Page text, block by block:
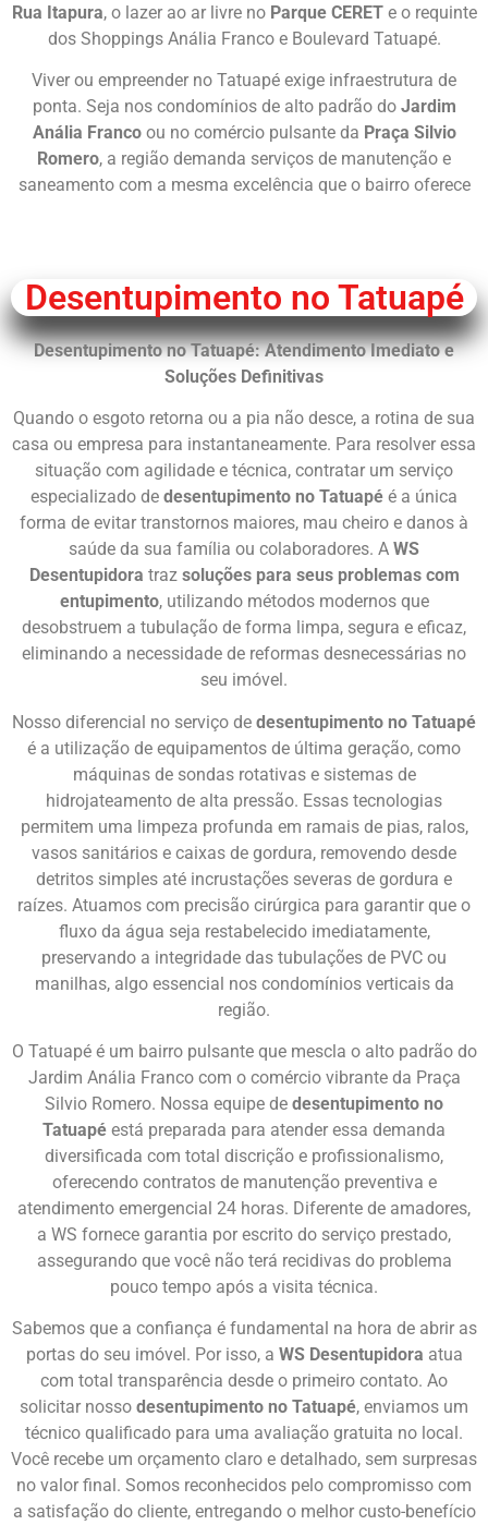
Rua Itapura, o lazer ao ar livre no Parque CERETe o requinte
dos Shoppings Anália Franco e Boulevard Tatuapé.
Viver ou empreender no Tatuapé exige infraestrutura de
ponta. Seja nos condomínios de alto padrão do Jardim
Anália Francoou no comércio pulsante da Praça Silvio
Romero, a região demanda serviços de manutenção e
saneamento com a mesma excelência que o bairro oferece
Desentupimento no Tatuapé
Desentupimento no Tatuapé: Atendimento Imediato e
Soluções Definitivas
Quando o esgoto retorna ou a pia não desce, a rotina de sua
casa ou empresa para instantaneamente. Para resolver essa
situação com agilidade e técnica, contratar um serviço
especializado de desentupimento no Tatuapé é a única
forma de evitar transtornos maiores, mau cheiro e danos à
saúde da sua família ou colaboradores. A WS
Desentupidora traz soluções para seus problemas com
entupimento, utilizando métodos modernos que
desobstruem a tubulação de forma limpa, segura e eficaz,
eliminando a necessidade de reformas desnecessárias no
seu imóvel.
Nosso diferencial no serviço de desentupimento no Tatuapé
é a utilização de equipamentos de última geração, como
máquinas de sondas rotativas e sistemas de
hidrojateamento de alta pressão. Essas tecnologias
permitem uma limpeza profunda em ramais de pias, ralos,
vasos sanitários e caixas de gordura, removendo desde
detritos simples até incrustações severas de gordura e
raízes. Atuamos com precisão cirúrgica para garantir que o
fluxo da água seja restabelecido imediatamente,
preservando a integridade das tubulações de PVC ou
manilhas, algo essencial nos condomínios verticais da
região.
O Tatuapé é um bairro pulsante que mescla o alto padrão do
Jardim Anália Franco com o comércio vibrante da Praça
Silvio Romero. Nossa equipe de desentupimento no
Tatuapé está preparada para atender essa demanda
diversificada com total discrição e profissionalismo,
oferecendo contratos de manutenção preventiva e
atendimento emergencial 24 horas. Diferente de amadores,
a WS fornece garantia por escrito do serviço prestado,
assegurando que você não terá recidivas do problema
pouco tempo após a visita técnica.
Sabemos que a confiança é fundamental na hora de abrir as
portas do seu imóvel. Por isso, a WS Desentupidora atua
com total transparência desde o primeiro contato. Ao
solicitar nosso desentupimento no Tatuapé, enviamos um
técnico qualificado para uma avaliação gratuita no local.
Você recebe um orçamento claro e detalhado, sem surpresas
no valor final. Somos reconhecidos pelo compromisso com
a satisfação do cliente, entregando o melhor custo-benefício